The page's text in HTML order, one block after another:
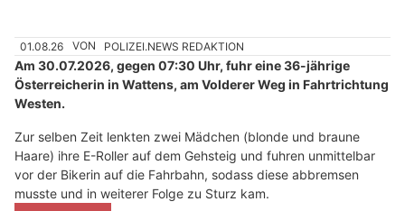
01.08.26 VON POLIZEI.NEWS REDAKTION
Am 30.07.2026, gegen 07:30 Uhr, fuhr eine 36-jährige
Österreicherin in Wattens, am Volderer Weg in Fahrtrichtung
Westen.
Zur selben Zeit lenkten zwei Mädchen (blonde und braune
Haare) ihre E-Roller auf dem Gehsteig und fuhren unmittelbar
vor der Bikerin auf die Fahrbahn, sodass diese abbremsen
musste und in weiterer Folge zu Sturz kam.